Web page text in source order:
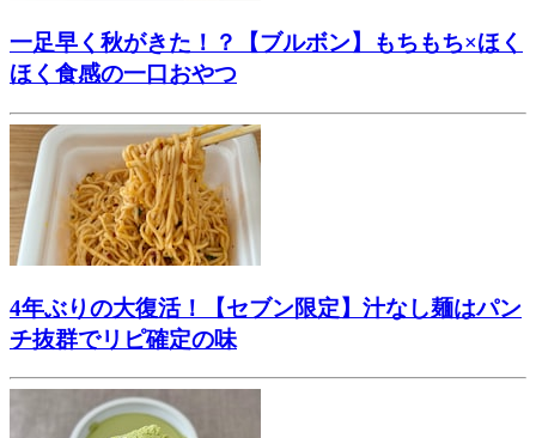
一足早く秋がきた！？【ブルボン】もちもち×ほく
ほく食感の一口おやつ
4年ぶりの大復活！【セブン限定】汁なし麺はパン
チ抜群でリピ確定の味